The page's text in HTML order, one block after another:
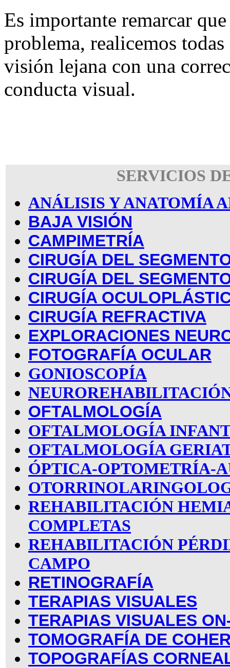
Es importante remarcar
problema, realicemos
visión lejana con una
conducta visual.
SERVICIOS
ANÁLISIS Y ANATOMÍA
BAJA VISIÓN
CAMPIMETRÍA
CIRUGÍA DEL
CIRUGÍA DEL
CIRUGÍA
CIRUGÍA REFRACTIVA
EXPLORACIONES
FOTOGRAFÍA OCULAR
GONIOSCOPÍA
OFTALMOLOGÍA
OFTALMOLOGÍA
OFTALMOLOGÍA
ÓPTICA-OPTOMETRÍA-
REHABILITACIÓN
COMPLETAS
REHABILITACIÓN
CAMPO
RETINOGRAFÍA
TERAPIAS VISUALES
TERAPIAS VISUALES
TOMOGRAFÍA DE
TOPOGRAFÍAS